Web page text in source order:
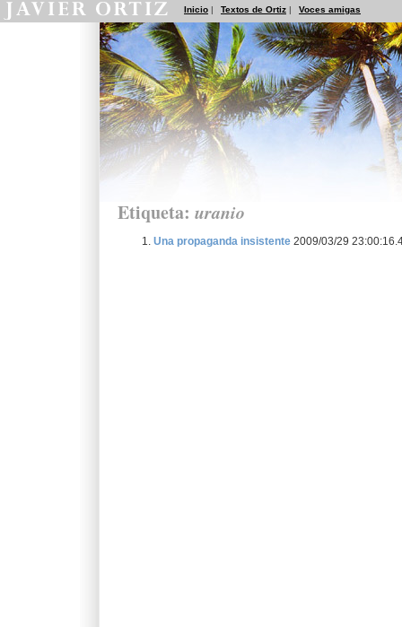
Inicio | Textos de Ortiz | Voces amigas
Etiqueta: uranio
Una propaganda insistente 2009/03/29